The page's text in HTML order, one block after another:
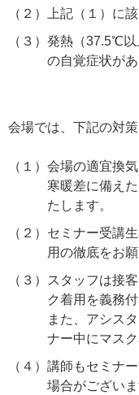
（２）
上記（１）に
（３） 発熱（37.5℃以
の自覚症状が
会場では、下記の対
（１） 会場の適宜換気
寒暖差に備え
たします。
（２） セミナー受講
用の徹底をお
（３）
スタッフは接
ク着用を義務
また、アシス
ナー中にマス
（４） 講師もセミナ
場合がございま